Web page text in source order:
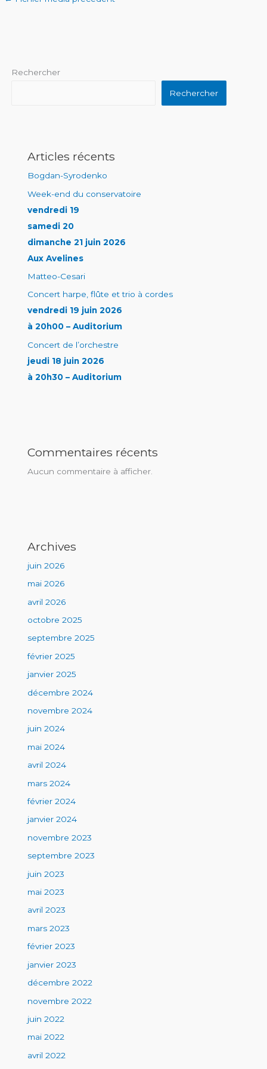
Rechercher
Rechercher
Articles récents
Bogdan-Syrodenko
Week-end du conservatoire
vendredi 19
samedi 20
dimanche 21 juin 2026
Aux Avelines
Matteo-Cesari
Concert harpe, flûte et trio à cordes
vendredi 19 juin 2026
à 20h00 – Auditorium
Concert de l’orchestre
jeudi 18 juin 2026
à 20h30 – Auditorium
Commentaires récents
Aucun commentaire à afficher.
Archives
juin 2026
mai 2026
avril 2026
octobre 2025
septembre 2025
février 2025
janvier 2025
décembre 2024
novembre 2024
juin 2024
mai 2024
avril 2024
mars 2024
février 2024
janvier 2024
novembre 2023
septembre 2023
juin 2023
mai 2023
avril 2023
mars 2023
février 2023
janvier 2023
décembre 2022
novembre 2022
juin 2022
mai 2022
avril 2022